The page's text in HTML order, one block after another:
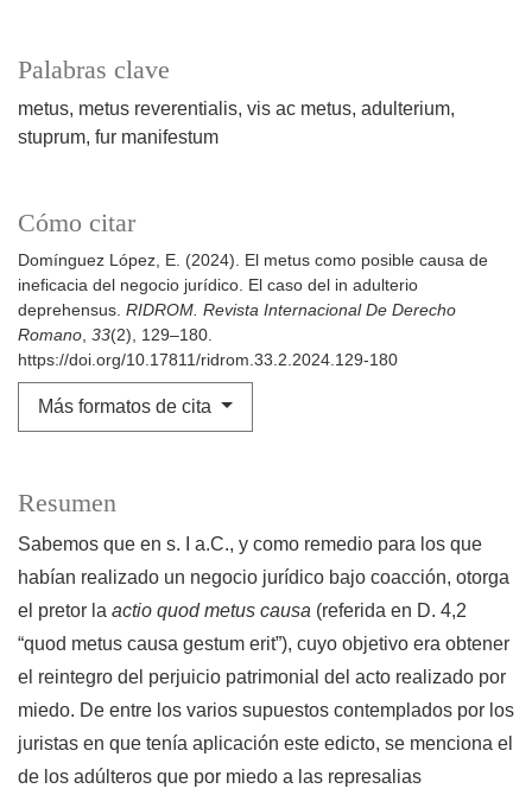
Palabras clave
metus metus reverentialis vis ac metus adulterium
stuprum fur manifestum
Cómo citar
Domínguez López, E. (2024). El metus como posible causa de
ineficacia del negocio jurídico. El caso del in adulterio
deprehensus. RIDROM. Revista Internacional De Derecho
Romano, 33(2), 129–180.
https://doi.org/10.17811/ridrom.33.2.2024.129-180
Más formatos de cita
Resumen
Sabemos que en s. I a.C., y como remedio para los que
habían realizado un negocio jurídico bajo coacción, otorga
el pretor la actio quod metus causa (referida en D. 4,2
“quod metus causa gestum erit”), cuyo objetivo era obtener
el reintegro del perjuicio patrimonial del acto realizado por
miedo. De entre los varios supuestos contemplados por los
juristas en que tenía aplicación este edicto, se menciona el
de los adúlteros que por miedo a las represalias